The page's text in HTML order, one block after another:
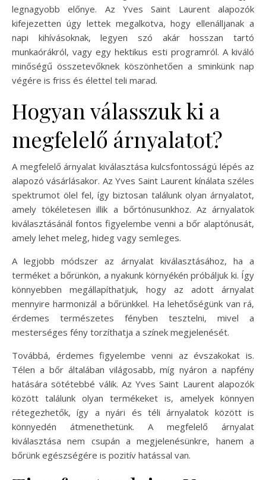
legnagyobb előnye. Az Yves Saint Laurent alapozók
kifejezetten úgy lettek megalkotva, hogy ellenálljanak a
napi kihívásoknak, legyen szó akár hosszan tartó
munkaórákról, vagy egy hektikus esti programról. A kiváló
minőségű összetevőknek köszönhetően a sminkünk nap
végére is friss és élettel teli marad.
Hogyan válasszuk ki a
megfelelő árnyalatot?
A megfelelő árnyalat kiválasztása kulcsfontosságú lépés az
alapozó vásárlásakor. Az Yves Saint Laurent kínálata széles
spektrumot ölel fel, így biztosan találunk olyan árnyalatot,
amely tökéletesen illik a bőrtónusunkhoz. Az árnyalatok
kiválasztásánál fontos figyelembe venni a bőr alaptónusát,
amely lehet meleg, hideg vagy semleges.
A legjobb módszer az árnyalat kiválasztásához, ha a
terméket a bőrünkön, a nyakunk környékén próbáljuk ki. Így
könnyebben megállapíthatjuk, hogy az adott árnyalat
mennyire harmonizál a bőrünkkel. Ha lehetőségünk van rá,
érdemes természetes fényben tesztelni, mivel a
mesterséges fény torzíthatja a színek megjelenését.
Továbbá, érdemes figyelembe venni az évszakokat is.
Télen a bőr általában világosabb, míg nyáron a napfény
hatására sötétebbé válik. Az Yves Saint Laurent alapozók
között találunk olyan termékeket is, amelyek könnyen
rétegezhetők, így a nyári és téli árnyalatok között is
könnyedén átmenethetünk. A megfelelő árnyalat
kiválasztása nem csupán a megjelenésünkre, hanem a
bőrünk egészségére is pozitív hatással van.